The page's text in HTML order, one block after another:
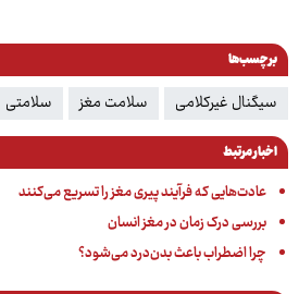
برچسب‌ها
سیگنال غیرکلامی سلامت مغز سلامتی
اخبار مرتبط
عادت‌هایی که فرآیند پیری مغز را تسریع می‌کنند
بررسی درک زمان در مغز انسان
چرا اضطراب باعث بدن‌درد می‌شود؟